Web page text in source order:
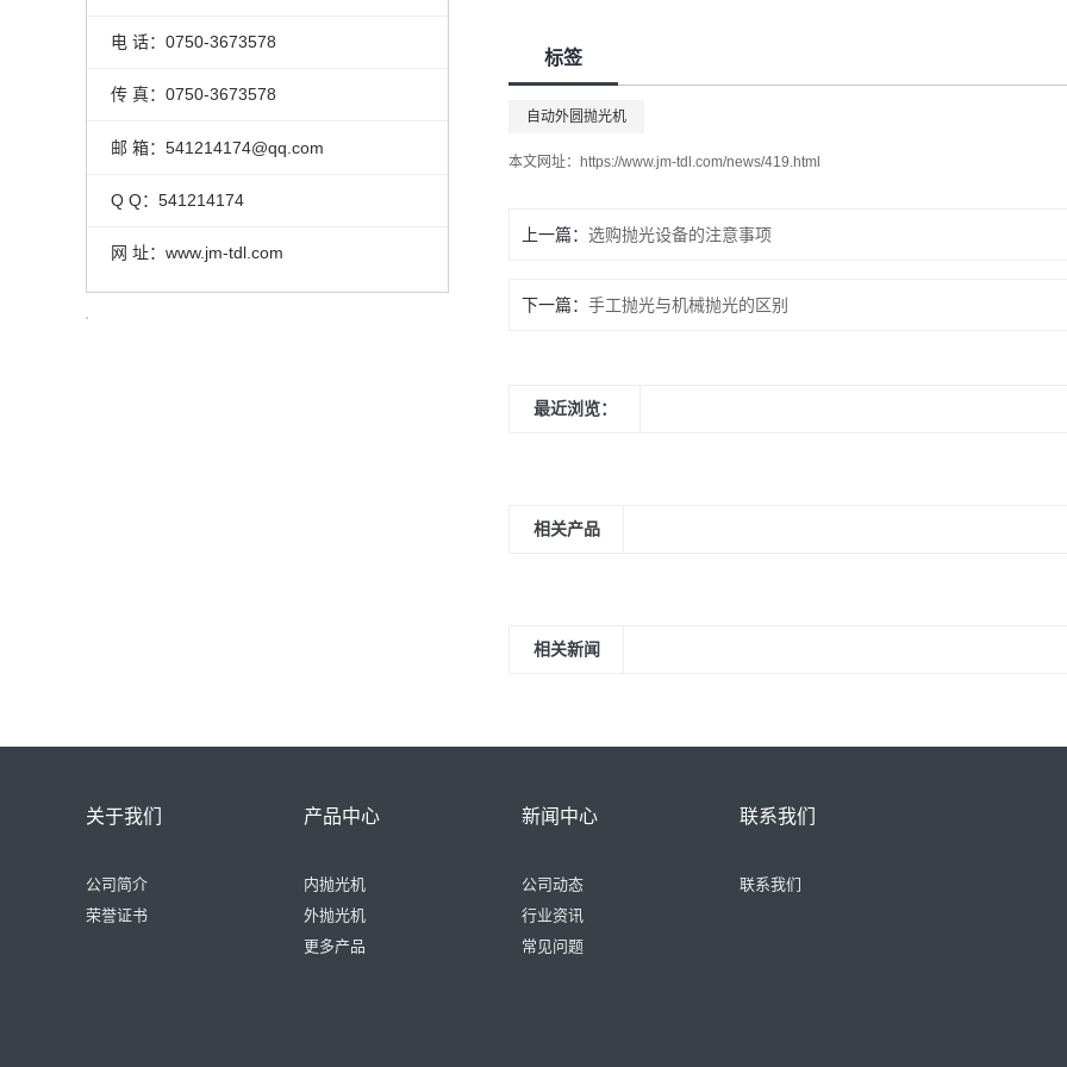
电 话：0750-3673578
传 真：0750-3673578
邮 箱：541214174@qq.com
Q Q：541214174
网 址：www.jm-tdl.com
标签
自动外圆抛光机
本文网址： https://www.jm-tdl.com/news/419.html
上一篇： 选购抛光设备的注意事项
下一篇： 手工抛光与机械抛光的区别
最近浏览：
相关产品
相关新闻
关于我们
公司简介
荣誉证书
产品中心
内抛光机
外抛光机
更多产品
新闻中心
公司动态
行业资讯
常见问题
联系我们
联系我们